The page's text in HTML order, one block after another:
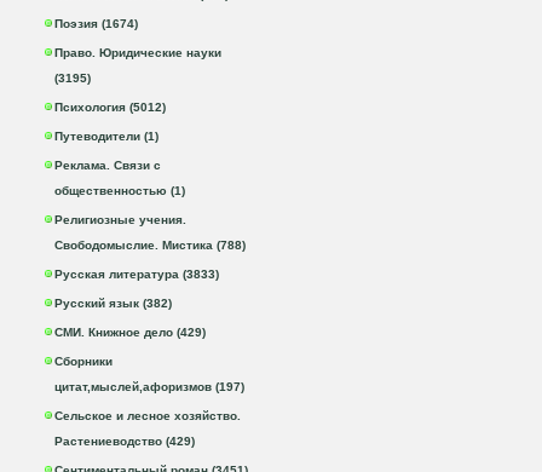
Поэзия (1674)
Право. Юридические науки
(3195)
Психология (5012)
Путеводители (1)
Реклама. Связи с
общественностью (1)
Религиозные учения.
Свободомыслие. Мистика (788)
Русская литература (3833)
Русский язык (382)
СМИ. Книжное дело (429)
Сборники
цитат,мыслей,афоризмов (197)
Сельское и лесное хозяйство.
Растениеводство (429)